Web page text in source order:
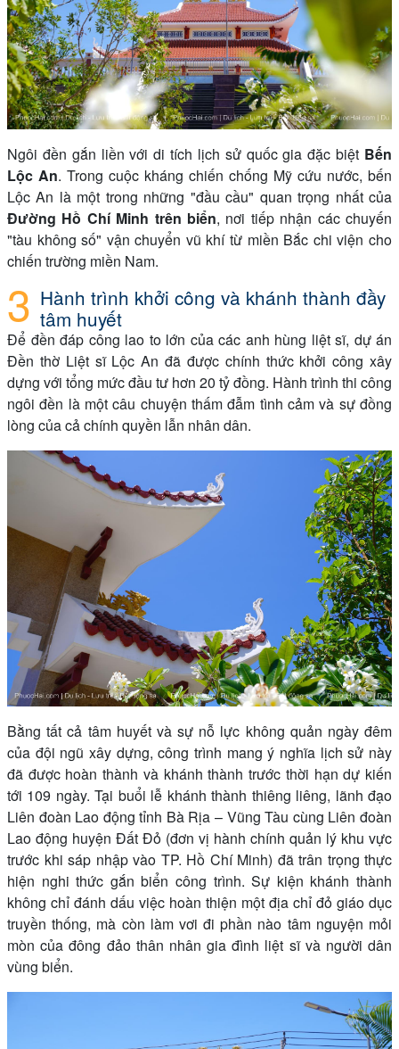
Ngôi đền gắn liền với di tích lịch sử quốc gia đặc biệt Bến
Lộc An. Trong cuộc kháng chiến chống Mỹ cứu nước, bến
Lộc An là một trong những "đầu cầu" quan trọng nhất của
Đường Hồ Chí Minh trên biển, nơi tiếp nhận các chuyến
"tàu không số" vận chuyển vũ khí từ miền Bắc chi viện cho
chiến trường miền Nam.
Hành trình khởi công và khánh thành đầy
tâm huyết
Để đền đáp công lao to lớn của các anh hùng liệt sĩ, dự án
Đền thờ Liệt sĩ Lộc An đã được chính thức khởi công xây
dựng với tổng mức đầu tư hơn 20 tỷ đồng. Hành trình thi công
ngôi đền là một câu chuyện thấm đẫm tình cảm và sự đồng
lòng của cả chính quyền lẫn nhân dân.
Bằng tất cả tâm huyết và sự nỗ lực không quản ngày đêm
của đội ngũ xây dựng, công trình mang ý nghĩa lịch sử này
đã được hoàn thành và khánh thành trước thời hạn dự kiến
tới 109 ngày. Tại buổi lễ khánh thành thiêng liêng, lãnh đạo
Liên đoàn Lao động tỉnh Bà Rịa – Vũng Tàu cùng Liên đoàn
Lao động huyện Đất Đỏ (đơn vị hành chính quản lý khu vực
trước khi sáp nhập vào TP. Hồ Chí Minh) đã trân trọng thực
hiện nghi thức gắn biển công trình. Sự kiện khánh thành
không chỉ đánh dấu việc hoàn thiện một địa chỉ đỏ giáo dục
truyền thống, mà còn làm vơi đi phần nào tâm nguyện mỏi
mòn của đông đảo thân nhân gia đình liệt sĩ và người dân
vùng biển.